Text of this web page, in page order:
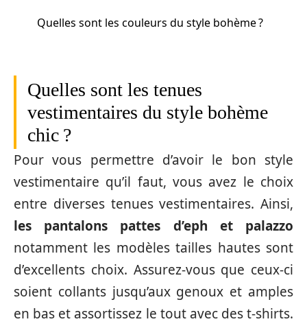
Quelles sont les couleurs du style bohème ?
Quelles sont les tenues
vestimentaires du style bohème
chic ?
Pour vous permettre d’avoir le bon style
vestimentaire qu’il faut, vous avez le choix
entre diverses tenues vestimentaires. Ainsi,
les pantalons pattes d’eph et palazzo
notamment les modèles tailles hautes sont
d’excellents choix. Assurez-vous que ceux-ci
soient collants jusqu’aux genoux et amples
en bas et assortissez le tout avec des t-shirts.